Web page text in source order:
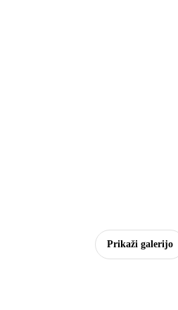
Prikaži galerijo